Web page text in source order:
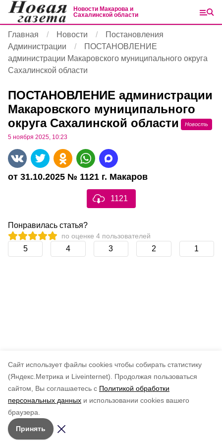
Cайт использует файлы cookies чтобы собирать статистику
(Яндекс.Метрика и Liveinternet).
Продолжая пользоваться
сайтом, Вы соглашаетесь с Политикой обработки
персональных данных и использовании cookies вашего
браузера.
Принять
Новости Макарова и
Сахалинской области
Главная Новости
Постановления
Администрации
ПОСТАНОВЛЕНИЕ
администрации Макаровского муниципального округа
Сахалинской области
ПОСТАНОВЛЕНИЕ администрации
Макаровского муниципального
округа Сахалинской области
Новость
5 ноября 2025, 10:23
от 31.10.2025 № 1121 г. Макаров
1121
Понравилась статья?
по оценке 4 пользователей
5 4 3 2 1